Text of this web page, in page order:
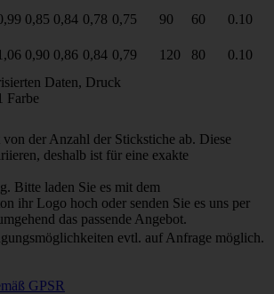
0,85 0,84 0,78 0,75 90 60
0.10
0,90 0,86 0,84 0,79 120 80
0.10
Daten, Druck
Farbe
der Anzahl der Stickstiche ab. Diese
deshalb ist für eine exakte
Bitte laden Sie es mit dem
ihr Logo hoch oder senden Sie es uns per
das passende Angebot.
evtl. auf Anfrage möglich.
GPSR